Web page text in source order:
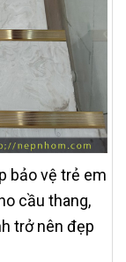
bảo vệ trẻ em
cầu thang,
trở nên đẹp